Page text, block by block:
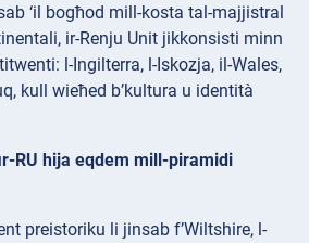
‘il bogħod mill-kosta tal-majjistral
ir-Renju Unit jikkonsisti minn
l-Ingilterra, l-Iskozja, il-Wales,
kull wieħed b’kultura u identità
RU hija eqdem mill-piramidi
preistoriku li jinsab f’Wiltshire, l-